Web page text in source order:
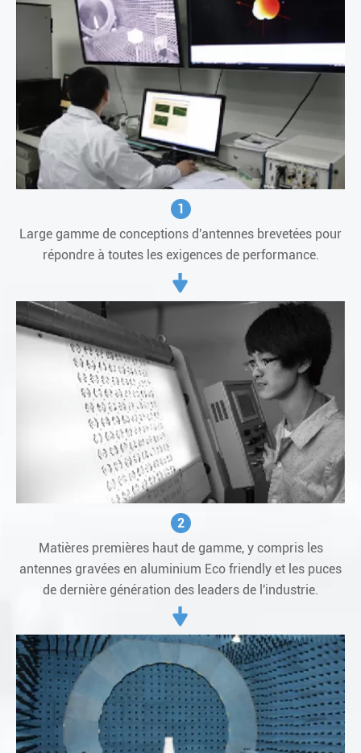
1
Large gamme de conceptions d'antennes brevetées pour
répondre à toutes les exigences de performance.
2
Matières premières haut de gamme, y compris les
antennes gravées en aluminium Eco friendly et les puces
de dernière génération des leaders de l'industrie.